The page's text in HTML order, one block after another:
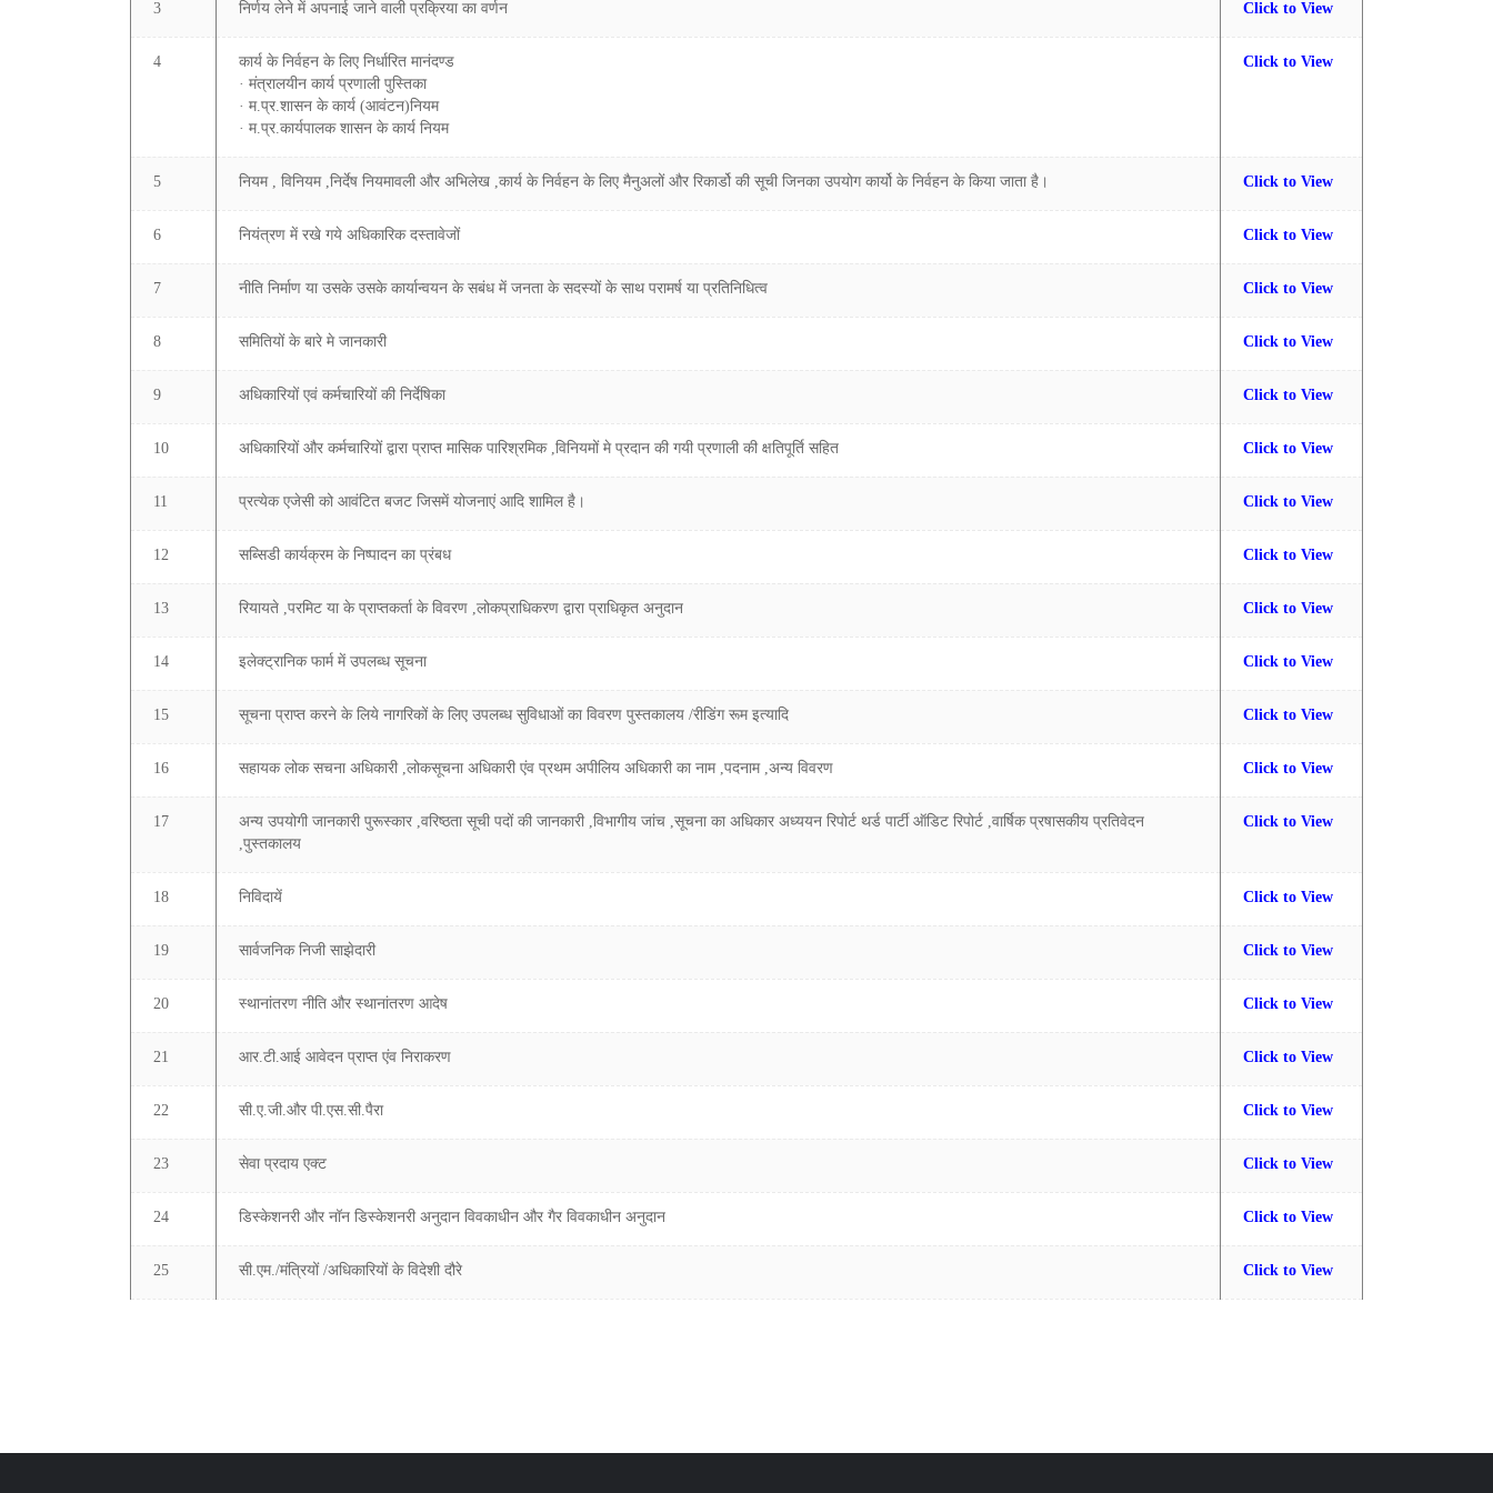
3 निर्णय लेने में अपनाई जाने वाली प्रक्रिया का वर्णन Click to View
4
कार्य के निर्वहन के लिए निर्धारित मानंदण्ड
· मंत्रालयीन कार्य प्रणाली पुस्तिका
· म.प्र.शासन के कार्य (आवंटन)नियम
· म.प्र.कार्यपालक शासन के कार्य नियम
Click to View
5 नियम , विनियम ,निर्देष नियमावली और अभिलेख ,कार्य के निर्वहन के लिए मैनुअलों और रिकार्डो की सूची जिनका उपयोग कार्यो के निर्वहन के किया जाता है। Click to View
6 नियंत्रण में रखे गये अधिकारिक दस्तावेजों Click to View
7 नीति निर्माण या उसके उसके कार्यान्वयन के सबंध में जनता के सदस्यों के साथ परामर्ष या प्रतिनिधित्व Click to View
8 समितियों के बारे मे जानकारी Click to View
9 अधिकारियों एवं कर्मचारियों की निर्देषिका Click to View
10 अधिकारियों और कर्मचारियों द्वारा प्राप्त मासिक पारिश्रमिक ,विनियमों मे प्रदान की गयी प्रणाली की क्षतिपूर्ति सहित Click to View
11 प्रत्येक एजेसी को आवंटित बजट जिसमें योजनाएं आदि शामिल है। Click to View
12 सब्सिडी कार्यक्रम के निष्पादन का प्रंबध Click to View
13 रियायते ,परमिट या के प्राप्तकर्ता के विवरण ,लोकप्राधिकरण द्वारा प्राधिकृत अनुदान Click to View
14 इलेक्ट्रानिक फार्म में उपलब्ध सूचना Click to View
15 सूचना प्राप्त करने के लिये नागरिकों के लिए उपलब्ध सुविधाओं का विवरण पुस्तकालय /रीडिंग रूम इत्यादि Click to View
16 सहायक लोक सचना अधिकारी ,लोकसूचना अधिकारी एंव प्रथम अपीलिय अधिकारी का नाम ,पदनाम ,अन्य विवरण Click to View
17
अन्य उपयोगी जानकारी पुरूस्कार ,वरिष्ठता सूची पदों की जानकारी ,विभागीय जांच ,सूचना का अधिकार अध्ययन रिपोर्ट थर्ड पार्टी ऑडिट रिपोर्ट ,वार्षिक प्रषासकीय प्रतिवेदन
,पुस्तकालय
Click to View
18 निविदायें Click to View
19 सार्वजनिक निजी साझेदारी Click to View
20 स्थानांतरण नीति और स्थानांतरण आदेष Click to View
21 आर.टी.आई आवेदन प्राप्त एंव निराकरण Click to View
22 सी.ए.जी.और पी.एस.सी.पैरा Click to View
23 सेवा प्रदाय एक्ट Click to View
24 डिस्केशनरी और नॉन डिस्केशनरी अनुदान विवकाधीन और गैर विवकाधीन अनुदान Click to View
25 सी.एम./मंत्रियों /अधिकारियों के विदेशी दौरे Click to View